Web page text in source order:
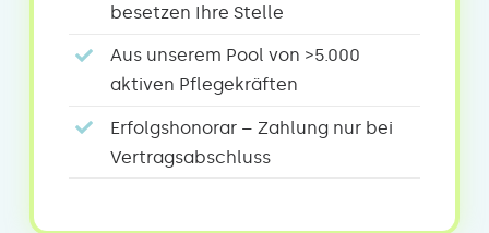
besetzen Ihre Stelle
Aus unserem Pool von >5.000
aktiven Pflegekräften
Erfolgshonorar – Zahlung nur bei
Vertragsabschluss